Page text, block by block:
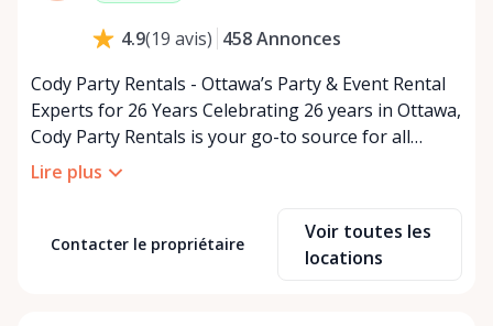
Dimanche
4.9(19 avis) 458Annonces
Cody Party Rentals - Ottawa’s Party & Event Rental
Experts for 26 Years Celebrating 26 years in Ottawa,
Cody Party Rentals is your go-to source for all
things party and event rentals. We’re proud to be a
partner of Rent Anything, expanding our offerings
At Cody Party Rentals, we believe in the power of
sharing—giving others the chance to rent out their
Lire plus
Contacter le propriétaire
Voir toutes les
locations